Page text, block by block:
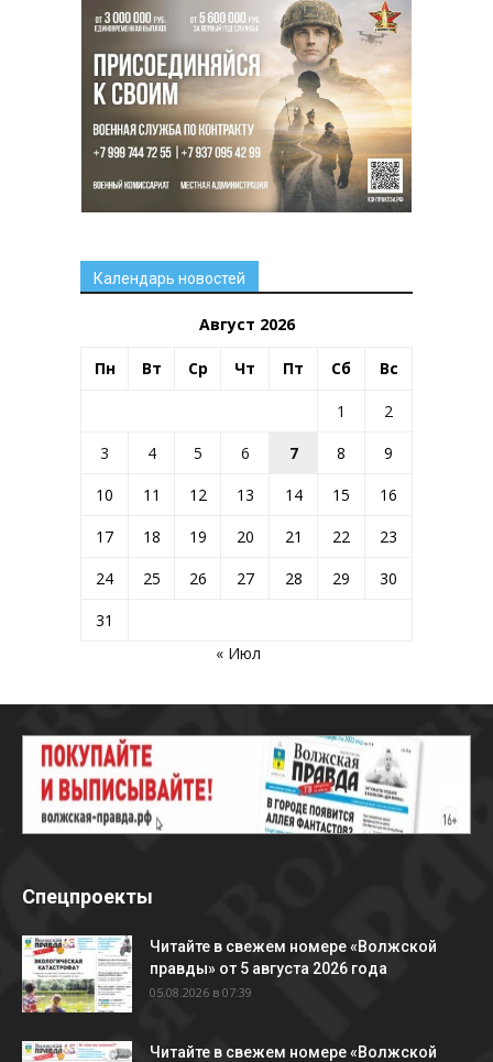
Календарь новостей
Август 2026
Пн Вт Ср Чт Пт Сб Вс
1
2
3
4 5 6 7 8
9
10
11 12 13 14 15
16
17
18 19 20 21 22
23
24
25 26 27 28 29
30
31
« Июл
Спецпроекты
Читайте в свежем номере «Волжской
правды» от 5 августа 2026 года
05.08.2026 в 07:39
Читайте в свежем номере «Волжской